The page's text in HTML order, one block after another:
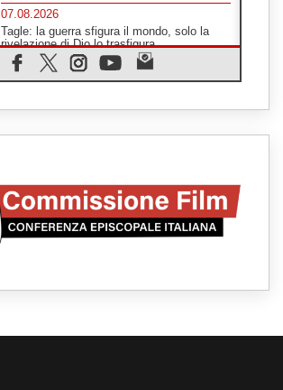
07.08.2026
Tagle: la guerra sfigura il mondo, solo la
rivelazione di Dio lo trasfigura
07.08.2026
Il Papa in Francia, quattro giorni intensi tra
SIGNIS 2026, dare voce alle religiose
Honduras, gli sfollati invisibili di una crisi
dimenticata
07.08.2026
Italia, Antigone: carceri al limite della
Parolin conclude il viaggio in Messico: "La